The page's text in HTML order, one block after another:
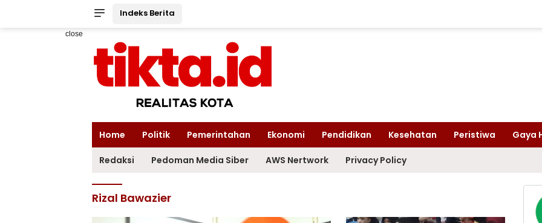
Indeks Berita
close
Home Politik Pemerintahan Ekonomi Pendidikan Kesehatan Peristiwa Gaya
Redaksi Pedoman Media Siber AWS Nertwork Privacy Policy
Rizal Bawazier